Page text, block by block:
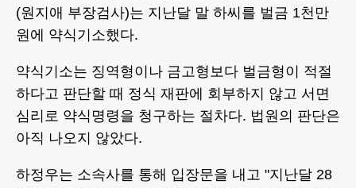
(원지애 부장검사)는 지난달 말 하씨를 벌금 1천만
원에 약식기소했다.
약식기소는 징역형이나 금고형보다 벌금형이 적절
하다고 판단할 때 정식 재판에 회부하지 않고 서면
심리로 약식명령을 청구하는 절차다. 법원의 판단은
아직 나오지 않았다.
하정우는 소속사를 통해 입장문을 내고 "지난달 28